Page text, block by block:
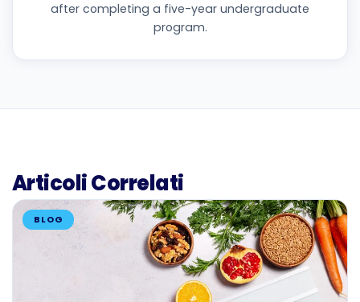
after completing a five-year undergraduate
program.
Articoli Correlati
BLOG